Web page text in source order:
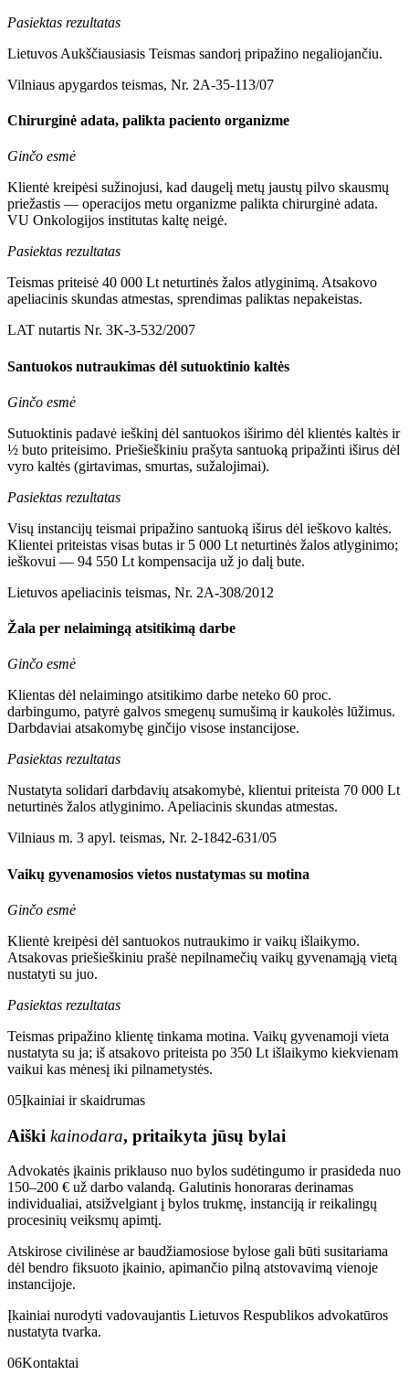
Pasiektas rezultatas
Lietuvos Aukščiausiasis Teismas sandorį pripažino negaliojančiu.
Vilniaus apygardos teismas, Nr. 2A-35-113/07
Chirurginė adata, palikta paciento organizme
Ginčo esmė
Klientė kreipėsi sužinojusi, kad daugelį metų jaustų pilvo skausmų
priežastis — operacijos metu organizme palikta chirurginė adata.
VU Onkologijos institutas kaltę neigė.
Pasiektas rezultatas
Teismas priteisė 40 000 Lt neturtinės žalos atlyginimą. Atsakovo
apeliacinis skundas atmestas, sprendimas paliktas nepakeistas.
LAT nutartis Nr. 3K-3-532/2007
Santuokos nutraukimas dėl sutuoktinio kaltės
Ginčo esmė
Sutuoktinis padavė ieškinį dėl santuokos iširimo dėl klientės kaltės ir
½ buto priteisimo. Priešieškiniu prašyta santuoką pripažinti iširus dėl
vyro kaltės (girtavimas, smurtas, sužalojimai).
Pasiektas rezultatas
Visų instancijų teismai pripažino santuoką iširus dėl ieškovo kaltės.
Klientei priteistas visas butas ir 5 000 Lt neturtinės žalos atlyginimo;
ieškovui — 94 550 Lt kompensacija už jo dalį bute.
Lietuvos apeliacinis teismas, Nr. 2A-308/2012
Žala per nelaimingą atsitikimą darbe
Ginčo esmė
Klientas dėl nelaimingo atsitikimo darbe neteko 60 proc.
darbingumo, patyrė galvos smegenų sumušimą ir kaukolės lūžimus.
Darbdaviai atsakomybę ginčijo visose instancijose.
Pasiektas rezultatas
Nustatyta solidari darbdavių atsakomybė, klientui priteista 70 000 Lt
neturtinės žalos atlyginimo. Apeliacinis skundas atmestas.
Vilniaus m. 3 apyl. teismas, Nr. 2-1842-631/05
Vaikų gyvenamosios vietos nustatymas su motina
Ginčo esmė
Klientė kreipėsi dėl santuokos nutraukimo ir vaikų išlaikymo.
Atsakovas priešieškiniu prašė nepilnamečių vaikų gyvenamąją vietą
nustatyti su juo.
Pasiektas rezultatas
Teismas pripažino klientę tinkama motina. Vaikų gyvenamoji vieta
nustatyta su ja; iš atsakovo priteista po 350 Lt išlaikymo kiekvienam
vaikui kas mėnesį iki pilnametystės.
05Įkainiai ir skaidrumas
Aiški kainodara, pritaikyta jūsų bylai
Advokatės įkainis priklauso nuo bylos sudėtingumo ir prasideda nuo
150–200 € už darbo valandą. Galutinis honoraras derinamas
individualiai, atsižvelgiant į bylos trukmę, instanciją ir reikalingų
procesinių veiksmų apimtį.
Atskirose civilinėse ar baudžiamosiose bylose gali būti susitariama
dėl bendro fiksuoto įkainio, apimančio pilną atstovavimą vienoje
instancijoje.
Įkainiai nurodyti vadovaujantis Lietuvos Respublikos advokatūros
nustatyta tvarka.
06Kontaktai